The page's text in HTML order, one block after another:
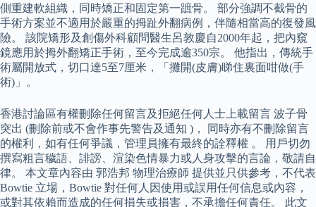
側重建軟組織，同時矯正和固定第一蹠骨。 部分強調不截骨的
手術方案並不適用於嚴重的拇趾外翻病例，伴隨相當高的復發風
險。 該院矯形及創傷外科顧問醫生呂敦慶自2000年起，把內窺
鏡應用於拇外翻矯正手術，至今完成逾350宗。 他指出，傳統手
術屬開放式，切口達5至7厘米，「攤開(皮膚)睇住裏面咁做(手
術)」。
香港討論區有權刪除任何留言及拒絕任何人士上載留言 波子骨
突出 (刪除前或不會作事先警告及通知 )， 同時亦有不刪除留言
的權利，如有任何爭議，管理員擁有最終的詮釋權 。 用戶切勿
撰寫粗言穢語、誹謗、渲染色情暴力或人身攻擊的言論，敬請自
律。 本文章內容由 郭浩邦 物理治療師 提供並只供參考，不代表
Bowtie 立場，Bowtie 對任何人因使用或誤用任何信息或內容，
或對其依賴而造成的任何損失或損害，不承擔任何責任。 此文